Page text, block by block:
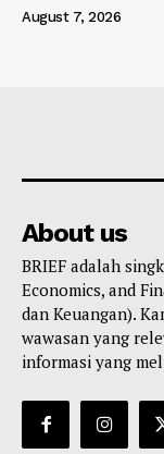
August 7, 2026
About us
BRIEF adalah
Economics, and
dan Keuangan).
wawasan yang
informasi yang